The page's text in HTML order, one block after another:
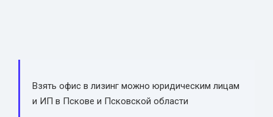
Взять офис в лизинг можно юридическим лицам
и ИП в Пскове и Псковской области